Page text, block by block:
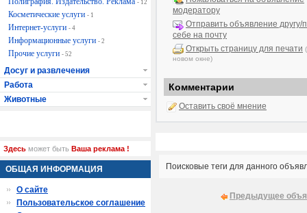
модератору
Отправить объявление другу/
себе на почту
Открыть страницу для печати
новом окне)
Комментарии
Оставить своё мнение
Поисковые теги для данного
Предыдущее
- 12
Косметические услуги - 1
Интернет-услуги - 4
Информационные услуги - 2
Прочие услуги - 52
Досуг и развлечения
Работа
Животные
Здесь может быть Ваша реклама !
ОБЩАЯ ИНФОРМАЦИЯ
О сайте
Пользовательское соглашение